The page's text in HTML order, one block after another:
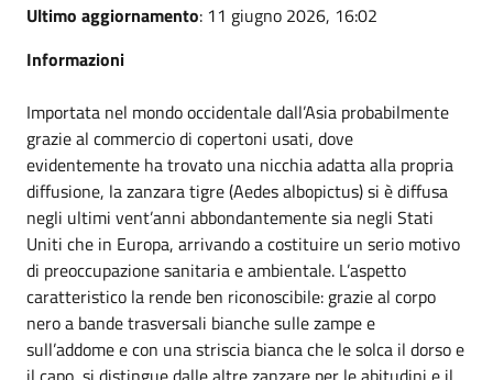
Ultimo aggiornamento: 11 giugno 2026, 16:02
Informazioni
Importata nel mondo occidentale dall’Asia probabilmente
grazie al commercio di copertoni usati, dove
evidentemente ha trovato una nicchia adatta alla propria
diffusione, la zanzara tigre (Aedes albopictus) si è diffusa
negli ultimi vent’anni abbondantemente sia negli Stati
Uniti che in Europa, arrivando a costituire un serio motivo
di preoccupazione sanitaria e ambientale. L’aspetto
caratteristico la rende ben riconoscibile: grazie al corpo
nero a bande trasversali bianche sulle zampe e
sull’addome e con una striscia bianca che le solca il dorso e